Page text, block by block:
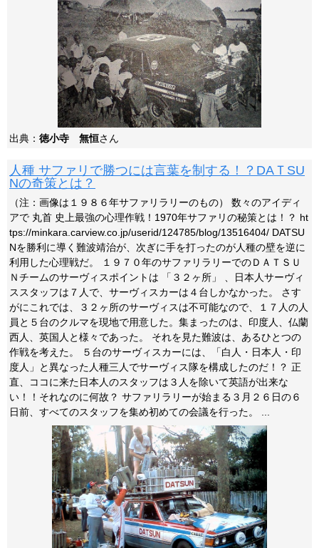
出典： 徳小寺 無恒さん
人種 サファリで勝つには言葉を制する！？DAＴSU
Nの奇策とは？
（注：画像は１９８６年サファリラリーのもの） 数々のアイディ
アで 丸首 史上最強の心理作戦！1970年サファリの秘策とは！？ ht
tps://minkara.carview.co.jp/userid/124785/blog/13516404/ DATSU
Nを勝利に導く難波靖治が、次ぎに手を打ったのが人種の壁を逆に
利用した心理戦だ。 １９７０年のサファリラリーでのＤＡＴＳＵ
Ｎチームのサーヴィスポイントは 「３２ヶ所」 、日本人サーヴィ
ススタッフは７人で、サーヴィスカーは４台しかなかった。 さす
がにこれでは、３２ヶ所のサーヴィスは不可能なので、１７人の人
員と５台のクルマを現地で用意した。集まったのは、印度人、仏蘭
西人、英国人と様々であった。 それを見た難波は、あるひとつの
作戦を考えた。 ５台のサーヴィスカーには、「白人・日本人・印
度人」と異なった人種三人でサーヴィス隊を構成したのだ！？ 正
直、ココに来た日本人のスタッフは３人を除いて英語が出来な
い！！それなのに何故？ サファリラリーが始まる３月２６日の６
日前、すべてのスタッフを集め初めての会議を行った。 ...